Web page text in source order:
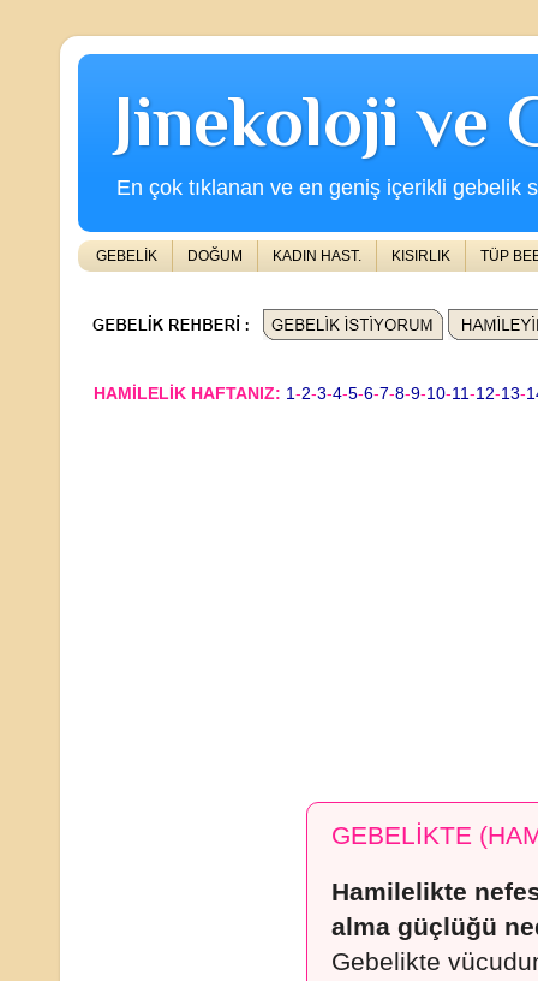
Jinekoloji ve
En çok tıklanan ve en geniş içerikli gebelik
GEBELİK DOĞUM KADIN HAST. KISIRLIK TÜP
HAMİLELİK HAFTANIZ: 1-2-3-4-5-6-7-8-9-10-11-12-13-
GEBELİKTE
Hamilelikte
alma güçlüğü
Gebelikte